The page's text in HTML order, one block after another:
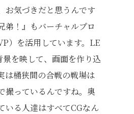
お気づきだと思うんです
弟！』もバーチャルプロ
）を活用しています。LE
景を映して、画面を作り込
は桶狭間の合戦の戦場は
撮っているんですね。奥
いる人達はすべてCGなん